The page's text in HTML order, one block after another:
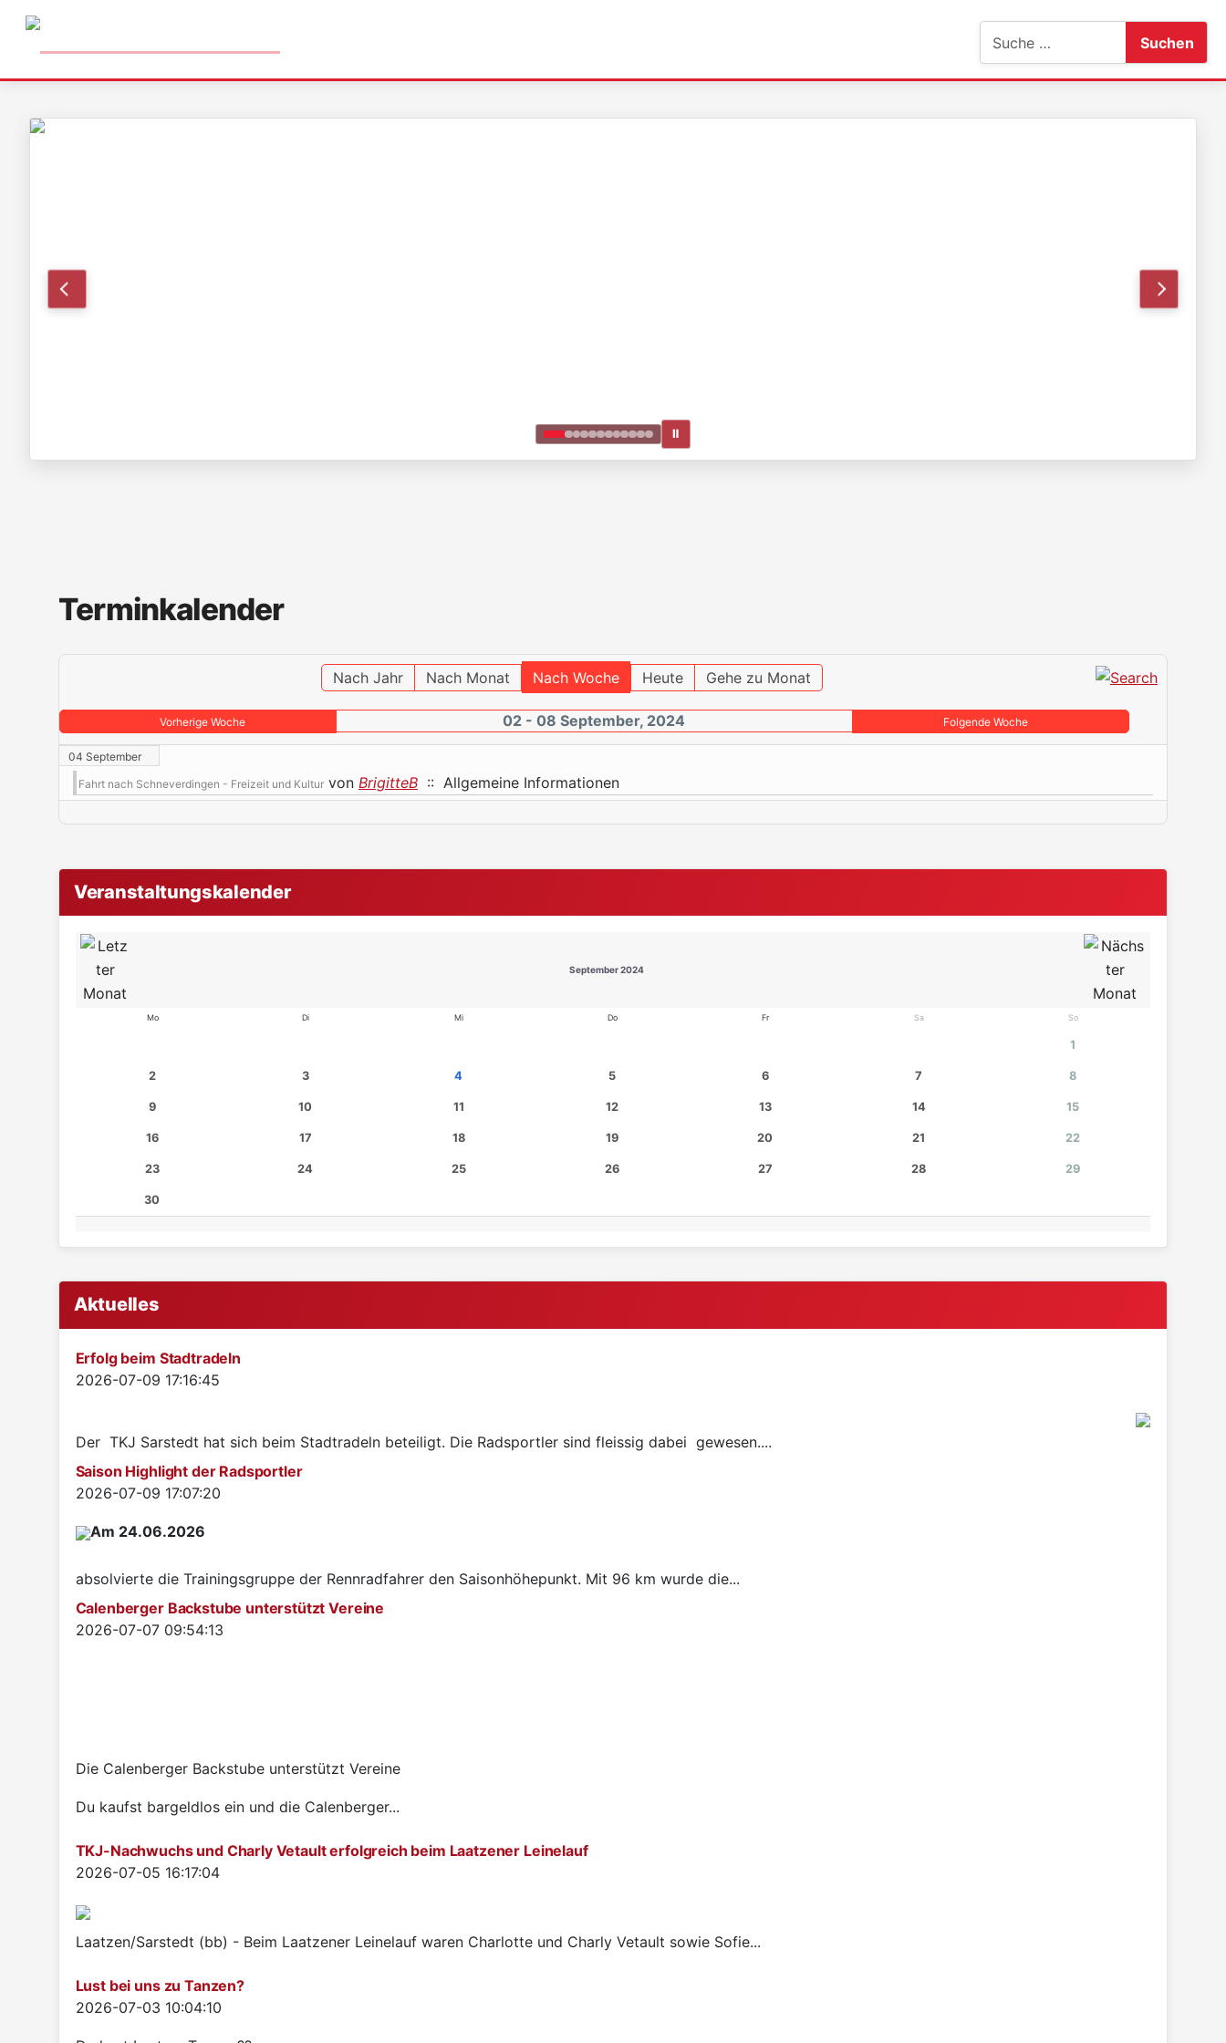
Suchen
Ⅱ
Terminkalender
Nach Jahr Nach Monat Nach Woche Heute Gehe zu Monat
Vorherige Woche 02 - 08 September, 2024 Folgende Woche
04 September
Fahrt nach Schneverdingen - Freizeit und Kultur von BrigitteB :: Allgemeine Informationen
Veranstaltungskalender
September 2024
Mo Di Mi Do Fr Sa So
1
2 3 4 5 6 7 8
9 10 11 12 13 14 15
16 17 18 19 20 21 22
23 24 25 26 27 28 29
30
Aktuelles
Erfolg beim Stadtradeln
Details
2026-07-09 17:16:45
Der TKJ Sarstedt hat sich beim Stadtradeln beteiligt. Die Radsportler sind fleissig dabei gewesen....
Saison Highlight der Radsportler
Details
2026-07-09 17:07:20
Am 24.06.2026
absolvierte die Trainingsgruppe der Rennradfahrer den Saisonhöhepunkt. Mit 96 km wurde die...
Calenberger Backstube unterstützt Vereine
Details
2026-07-07 09:54:13
Die Calenberger Backstube unterstützt Vereine
Du kaufst bargeldlos ein und die Calenberger...
TKJ-Nachwuchs und Charly Vetault erfolgreich beim Laatzener Leinelauf
Details
2026-07-05 16:17:04
Laatzen/Sarstedt (bb) - Beim Laatzener Leinelauf waren Charlotte und Charly Vetault sowie Sofie...
Lust bei uns zu Tanzen?
Details
2026-07-03 10:04:10